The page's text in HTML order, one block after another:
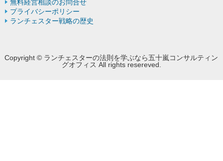
無料経営相談のお問合せ
プライバシーポリシー
ランチェスター戦略の歴史
Copyright © ランチェスターの法則を学ぶなら五十嵐コンサルティン
グオフィス All rights resereved.